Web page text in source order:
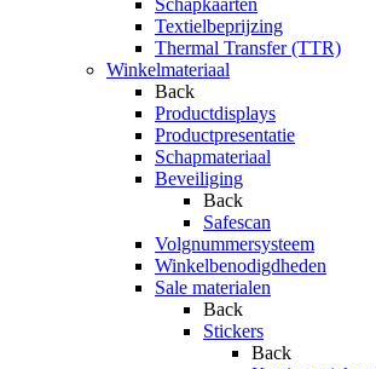
Schapkaarten
Textielbeprijzing
Thermal Transfer (TTR)
Winkelmateriaal
Back
Productdisplays
Productpresentatie
Schapmateriaal
Beveiliging
Back
Safescan
Volgnummersysteem
Winkelbenodigdheden
Sale materialen
Back
Stickers
Back